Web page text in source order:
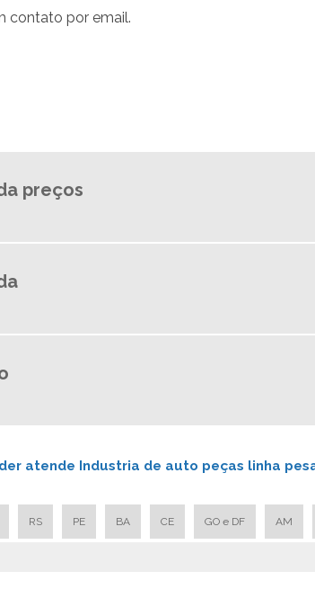
contato por email.
preços
atende Industria de auto peças linha
RS PE BA CE GO e DF AM